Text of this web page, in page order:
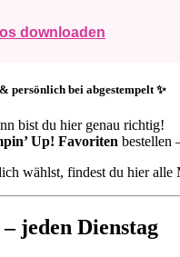
downloaden
persönlich bei abgestempelt✨
bist du hier genau richtig!
Up! Favoriten bestellen
wählst, findest du hier
jeden Dienstag